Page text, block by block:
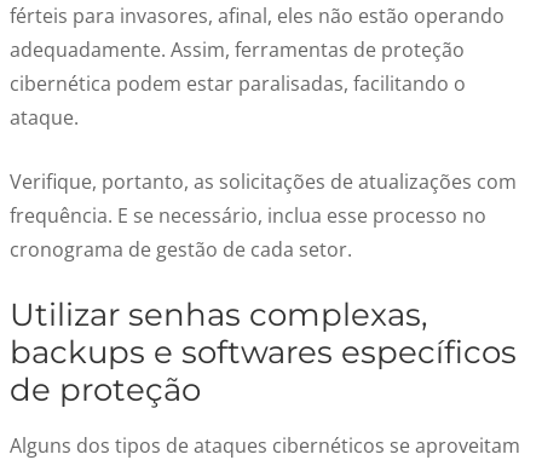
férteis para invasores, afinal, eles não estão operando
adequadamente. Assim, ferramentas de proteção
cibernética podem estar paralisadas, facilitando o
ataque.
Verifique, portanto, as solicitações de atualizações com
frequência. E se necessário, inclua esse processo no
cronograma de gestão de cada setor.
Utilizar senhas complexas,
backups e softwares específicos
de proteção
Alguns dos tipos de ataques cibernéticos se aproveitam